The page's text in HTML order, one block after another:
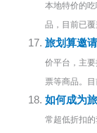
本地特价的
品，目前已覆
旅划算邀
价平台，主
票等商品。
如何成为
常超低折扣